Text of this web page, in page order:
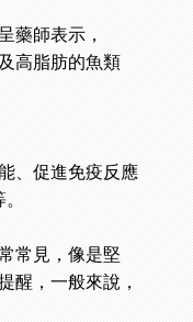
藥師表示，
高脂肪的魚類
、促進免疫反應
常見，像是堅
醒，一般來說，